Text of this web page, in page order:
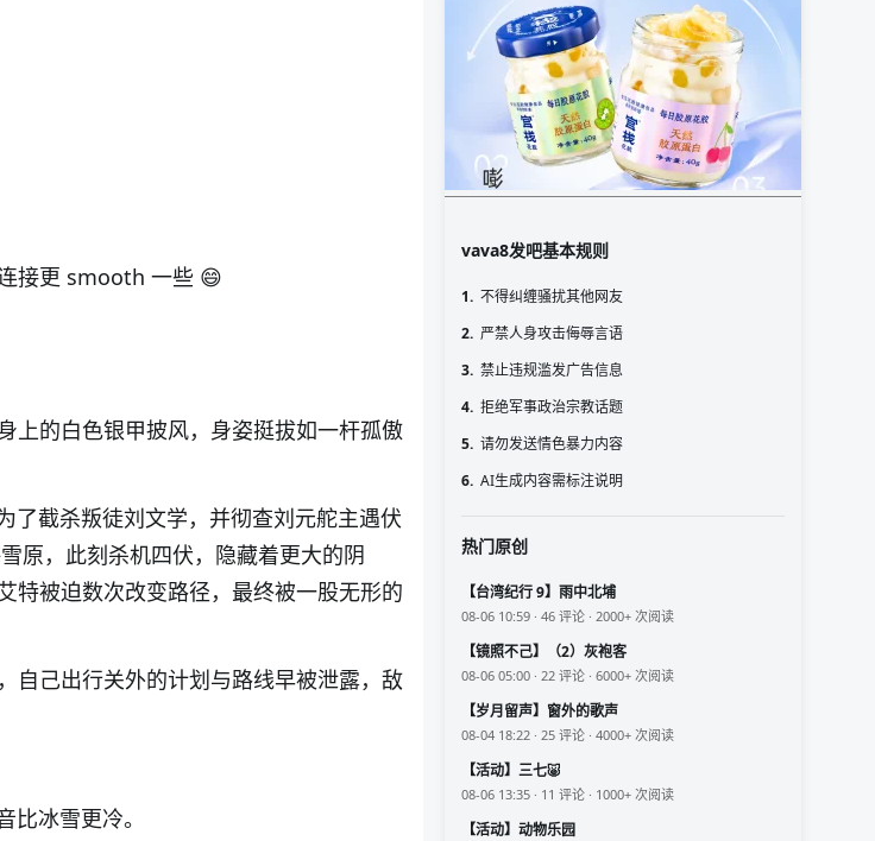
接更 smooth 一些 😄
的白色银甲披风， 身姿挺拔如一杆孤傲
了截杀叛徒刘文学，并彻查刘元舵主遇伏
原，此刻杀机四伏， 隐藏着更大的阴
特被迫数次改变路径，最终被一股无形的
自己出行关外的计划与路线早被泄露，敌
比冰雪更冷。
vava8发吧基本规则
1. 不得纠缠骚扰其他网友
2. 严禁人身攻击侮辱言语
3. 禁止违规滥发广告信息
4. 拒绝军事政治宗教话题
5. 请勿发送情色暴力内容
6. AI生成内容需标注说明
热门原创
【台湾纪行 9】雨中北埔
08-06 10:59 · 46 评论 · 2000+ 次阅读
【镜照不己】（2）灰袍客
08-06 05:00 · 22 评论 · 6000+ 次阅读
【岁月留声】窗外的歌声
08-04 18:22 · 25 评论 · 4000+ 次阅读
【活动】三七🐷
08-06 13:35 · 11 评论 · 1000+ 次阅读
【活动】动物乐园